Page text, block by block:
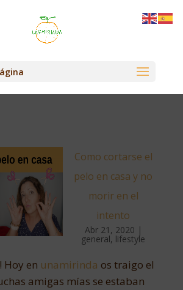
Como cortarse el
pelo en casa y no
morir en el
intento
Abr 21, 2020 |
general, lifestyle
Hoy en unamirinda os traigo el
amigas mías se estaban